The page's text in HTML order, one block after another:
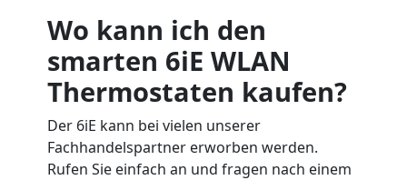
Wo kann ich den
smarten 6iE WLAN
Thermostaten kaufen?
Der 6iE kann bei vielen unserer
Fachhandelspartner erworben werden.
Rufen Sie einfach an und fragen nach einem